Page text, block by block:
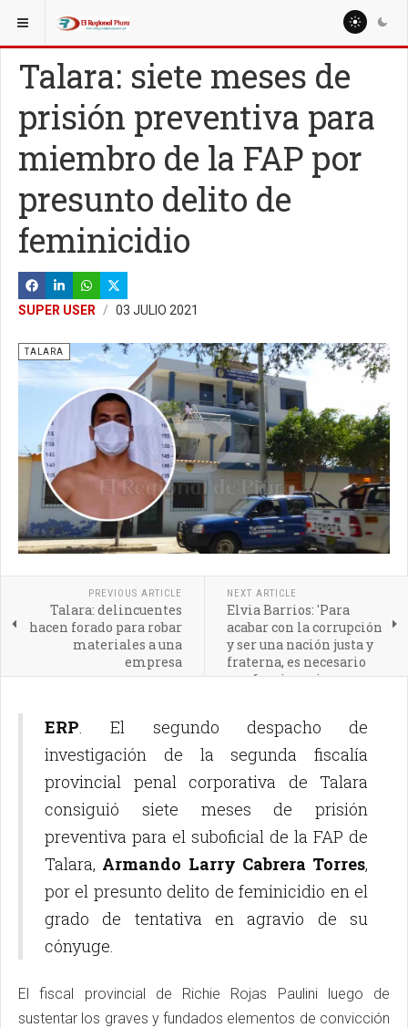
ESTÁ AQUÍ: REGIÓN PIURA
Talara: siete meses de
prisión preventiva para
miembro de la FAP por
presunto delito de
feminicidio
SUPER USER 03 JULIO 2021
TALARA
PREVIOUS ARTICLE
Talara: delincuentes
hacen forado para robar
materiales a una
empresa
NEXT ARTICLE
Elvia Barrios: 'Para
acabar con la corrupción
y ser una nación justa y
fraterna, es necesario
que funcionarios
transparencia'
ERP . El segundo despacho de
investigación de la segunda fiscalía
provincial penal corporativa de Talara
consiguió siete meses de prisión
preventiva para el suboficial de la FAP de
Talara, Armando Larry Cabrera Torres,
por el presunto delito de feminicidio en el
grado de tentativa en agravio de su
cónyuge.
El fiscal provincial de Richie Rojas Paulini luego de
sustentar los graves y fundados elementos de convicción